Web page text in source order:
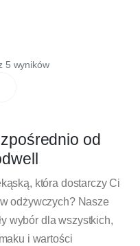
5 wyników
od
która dostarczy Ci
odżywczych? Nasze
wybór dla wszystkich,
i wartości